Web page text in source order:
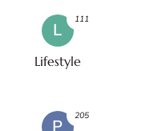
L
Lifestyle
111
205